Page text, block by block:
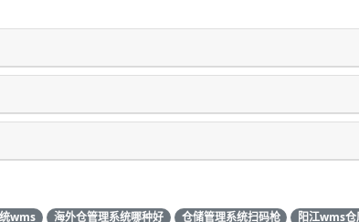
wms 海外仓管理系统哪种好 仓储管理系统扫码枪 阳江wms